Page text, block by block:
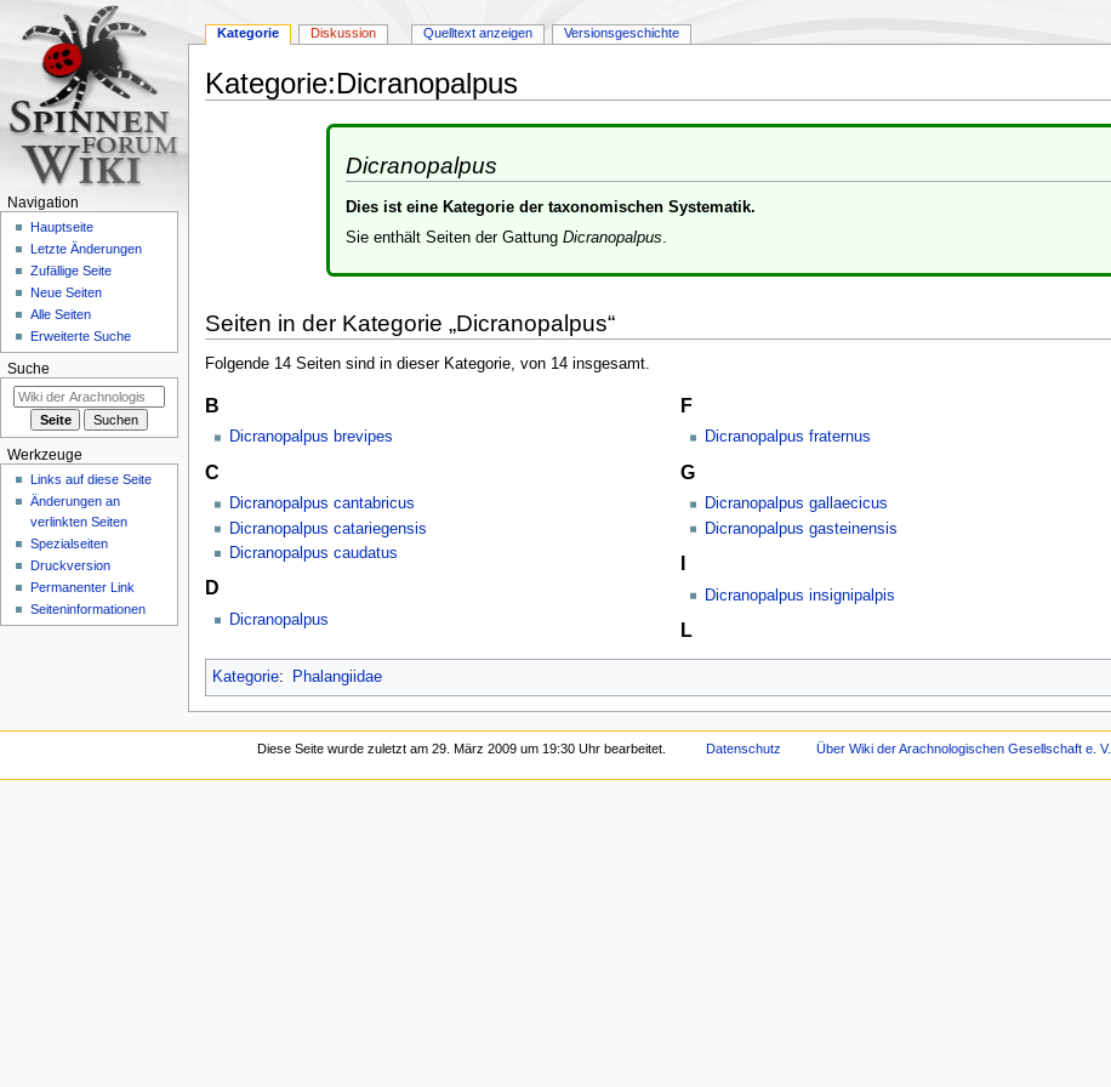
Kategorie:Dicranopalpus
Dicranopalpus
Dies ist eine Kategorie der taxonomischen Systematik.
Sie enthält Seiten der Gattung Dicranopalpus.
Seiten in der Kategorie „Dicranopalpus“
Folgende 14 Seiten sind in dieser Kategorie, von 14 insgesamt.
B
Dicranopalpus brevipes
C
Dicranopalpus cantabricus
Dicranopalpus catariegensis
Dicranopalpus caudatus
D
Dicranopalpus
F
Dicranopalpus fraternus
G
Dicranopalpus gallaecicus
Dicranopalpus gasteinensis
I
Dicranopalpus insignipalpis
L
Kategorie: Phalangiidae
Kategorie Diskussion Quelltext anzeigen Versionsgeschichte
Navigation
Hauptseite
Letzte Änderungen
Zufällige Seite
Neue Seiten
Alle Seiten
Erweiterte Suche
Suche
Werkzeuge
Links auf diese Seite
Änderungen an
verlinkten Seiten
Spezialseiten
Druckversion
Permanenter Link
Seiten­­informationen
Diese Seite wurde zuletzt am 29. März 2009 um 19:30 Uhr bearbeitet. Datenschutz Über Wiki der Arachnologischen Gesellschaft e. V.